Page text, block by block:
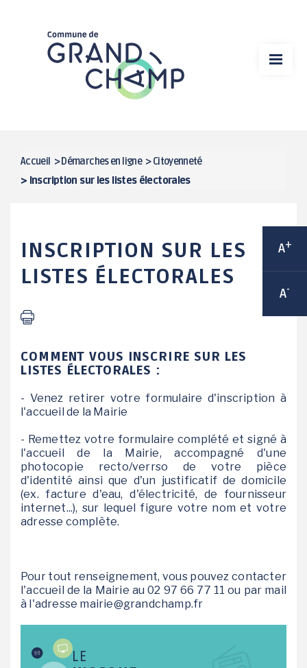
contenu
principal
MA MAIRIE
VIE ÉCONOMIQUE
SPORT
VIE ASSOCIATIVE / ANIMATIONS
SOCIAL / SOLIDARITÉ
SANTÉ
A+
A-
FIL
Accueil >Démarches en ligne > Citoyenneté
> Inscription sur les listes électorales
INSCRIPTION SUR LES
LISTES ÉLECTORALES
COMMENT VOUS INSCRIRE SUR LES
LISTES ÉLECTORALES :
- Venez retirer votre formulaire d'inscription à
l'accueil de la Mairie
- Remettez votre formulaire complété et signé à
l'accueil de la Mairie, accompagné d'une
photocopie recto/verrso de votre pièce
d'identité ainsi que d'un justificatif de domicile
(ex. facture d'eau, d'électricité, de fournisseur
internet...), sur lequel figure votre nom et votre
adresse complète.
Pour tout renseignement, vous pouvez contacter
l'accueil de la Mairie au 02 97 66 77 11 ou par mail
à l'adresse mairie@grandchamp.fr
LE